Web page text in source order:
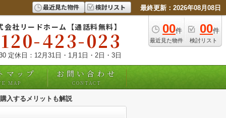
最近見た物件 検討リスト 最終更新：2026年08月08日
00件
最近見た物件
00件
検討リスト
会社リードホーム【通話料無料】
423-023
定休日：12月31日・1月1日・2日・3日
マップ
MAP
お問い合わせ
CONTACT
入するメリットも解説